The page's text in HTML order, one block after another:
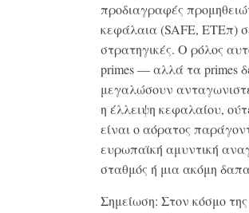
προδιαγραφές
κεφάλαια (SAFE, ΕΤΕπ)
στρατηγικές. Ο ρόλος
primes — αλλά τα primes
μεγαλώσουν
η έλλειψη κεφαλαίου,
είναι ο αόρατος
ευρωπαϊκή αμυντική
σταθμός ή μια ακόμη
Σημείωση: Στον κόσμο